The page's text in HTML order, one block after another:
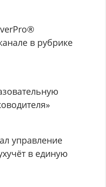
в рубрике
управление
в единую